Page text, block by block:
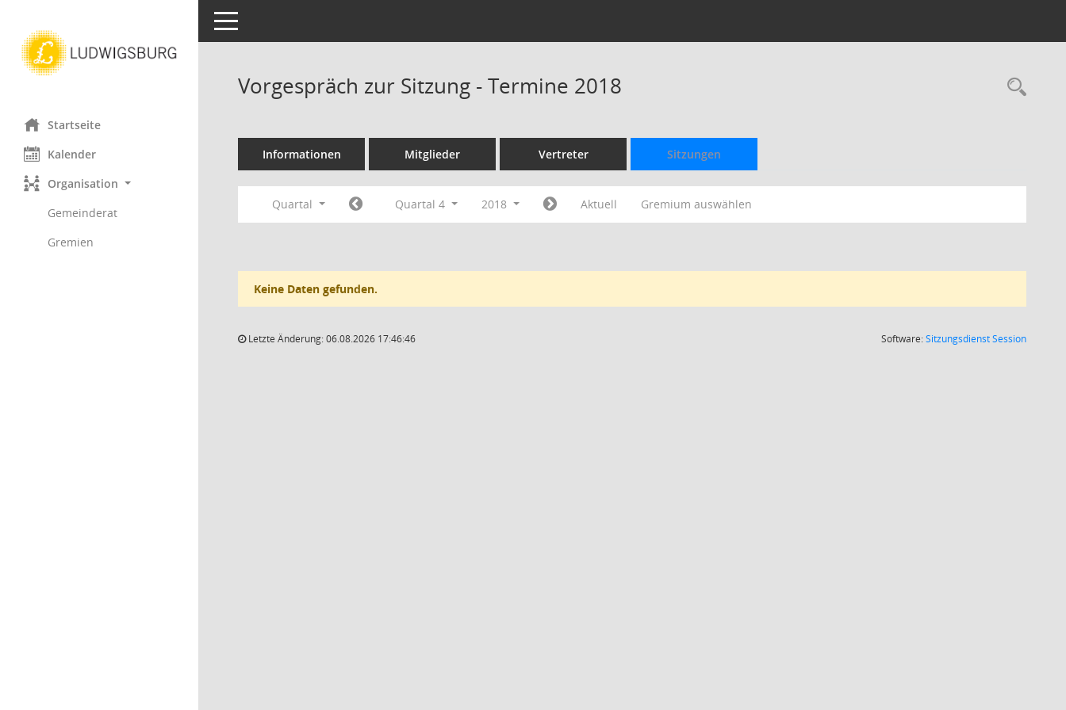
Startseite
Kalender
Organisation
Gemeinderat
Gremien
Toggle navigation
Vorgespräch zur Sitzung - Termine 2018
Informationen Mitglieder Vertreter Sitzungen
Quartal Quartal 4 2018 Aktuell Gremium auswählen
Keine Daten gefunden.
Letzte Änderung: 06.08.2026 17:46:46 Software:SitzungsdienstSession(Wird in